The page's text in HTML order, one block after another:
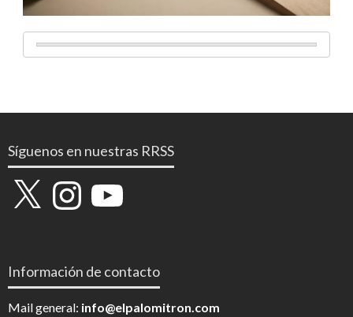
Síguenos en nuestras RRSS
X InstagramYouTube
Información de contacto
Mail general: info@elpalomitron.com